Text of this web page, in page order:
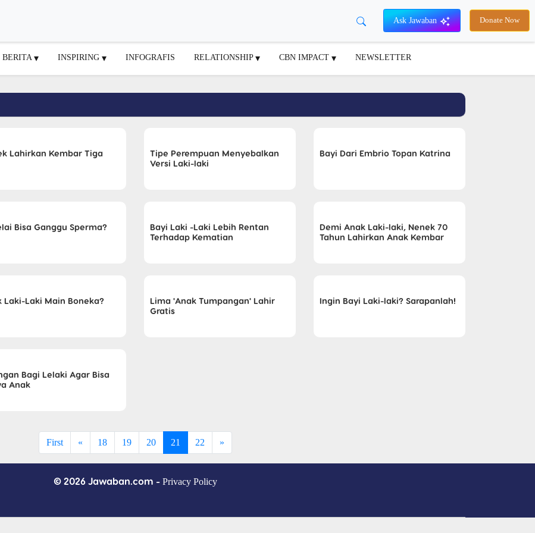
Ask Jawaban Donate Now
BERITA INSPIRING INFOGRAFIS RELATIONSHIP CBN IMPACT NEWSLETTER
Lahirkan Kembar Tiga
Tipe Perempuan Menyebalkan
Versi Laki-laki
Bayi Dari Embrio Topan Katrina
Bisa Ganggu Sperma?
Bayi Laki -Laki Lebih Rentan
Terhadap Kematian
Demi Anak Laki-laki, Nenek 70
Tahun Lahirkan Anak Kembar
Laki-Laki Main Boneka?
Lima 'Anak Tumpangan' Lahir
Gratis
Ingin Bayi Laki-laki? Sarapanlah!
Bagi Lelaki Agar Bisa
Anak
First « 18 19 20 21 22 »
© 2026 Jawaban.com - Privacy Policy